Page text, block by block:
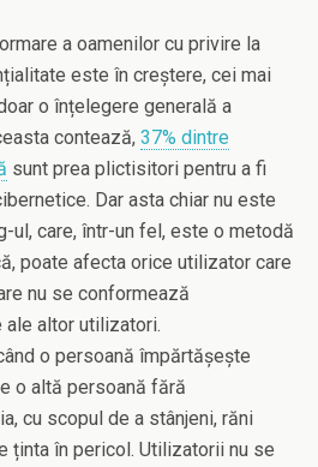
a oamenilor cu privire la
este în creștere, cei mai
o înțelegere generală a
contează, 37% dintre
sunt prea plictisitori pentru a fi
Dar asta chiar nu este
ul, care, într-un fel, este o metodă
poate afecta orice utilizator care
nu se conformează
altor utilizatori.
o persoană împărtășește
o altă persoană fără
cu scopul de a stânjeni, răni
ținta în pericol. Utilizatorii nu se